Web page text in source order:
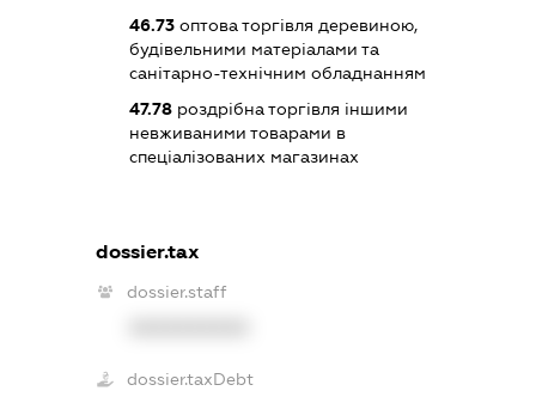
46.73 оптова торгівля деревиною,
будівельними матеріалами та
санітарно-технічним обладнанням
47.78 роздрібна торгівля іншими
невживаними товарами в
спеціалізованих магазинах
dossier.tax
dossier.staff
dossier.taxDebt